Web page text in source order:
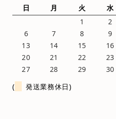
日
月 火 水
1
2
6
7 8 9
13
14 15 16
20
21 22 23
27
28 29
30
(
発送業務休日)